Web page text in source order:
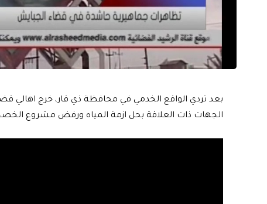
بعد تردي الواقع الخدمي في محافظة ذي قار، خرج اهالي
الجهات ذات العلاقة بحل ازمة المياه ورفض مشروع